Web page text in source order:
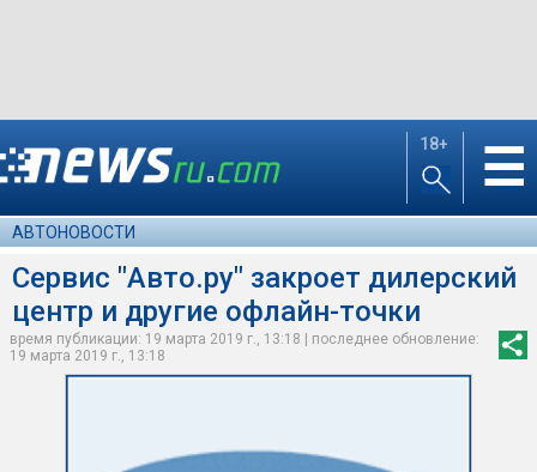
18+ ☰
АВТОНОВОСТИ
Сервис "Авто.ру" закроет дилерский
центр и другие офлайн-точки
время публикации: 19 марта 2019 г., 13:18 | последнее обновление:
19 марта 2019 г., 13:18